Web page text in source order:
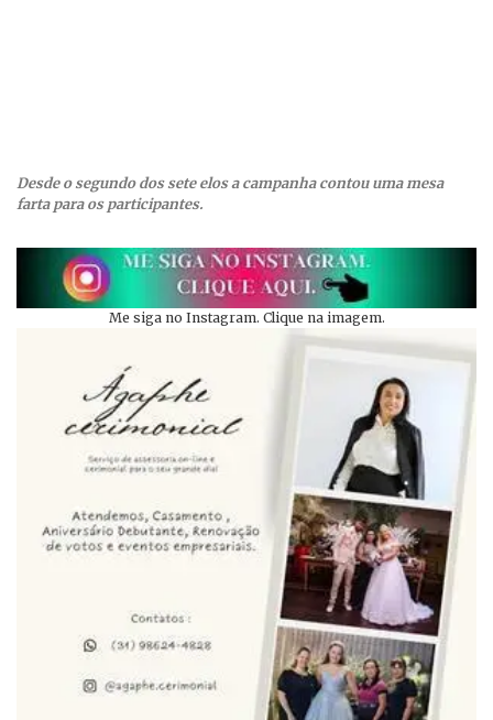
Desde o segundo dos sete elos a campanha contou uma mesa
farta para os participantes.
Me siga no Instagram. Clique na imagem.